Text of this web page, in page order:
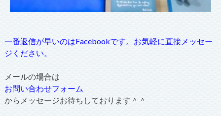
一番返信が早いのはFacebookです。お気軽に直接メッセー
ジください。
メールの場合は
お問い合わせフォーム
からメッセージお待ちしております＾＾